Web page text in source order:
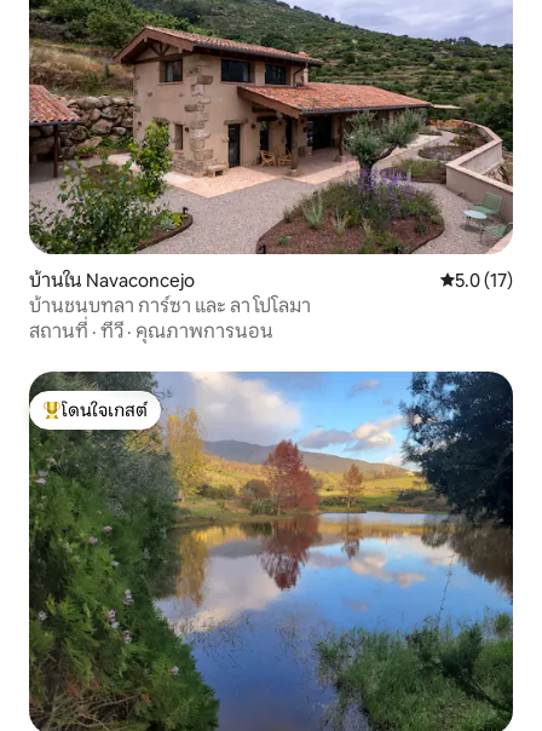
บ้านใน Navaconcejo คะแนนเฉลี่ย
5.0 (17)
บ้านชนบทลา การ์ซา และ ลา โปโลมา
สถานที่ · ทีวี · คุณภาพการนอน
โดนใจเกสต์ที่สุด
โดนใจเกสต์